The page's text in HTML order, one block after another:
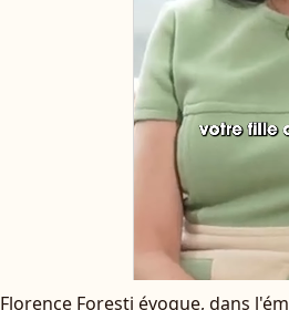
Florence Foresti évoque, dans